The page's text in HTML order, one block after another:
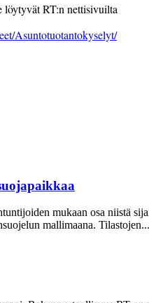
löytyvät RT:n nettisivuilta
Asuntotuotantokyselyt/
mukaan osa niistä
mallimaana. Tilastojen...